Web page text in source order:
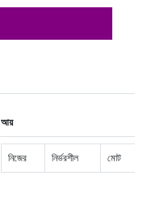
আয়
নিজের নির্ভরশীল মোট